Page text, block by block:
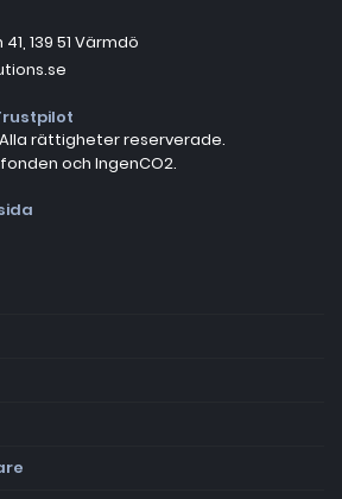
139 51 Värmdö
rättigheter reserverade.
och IngenCO2.